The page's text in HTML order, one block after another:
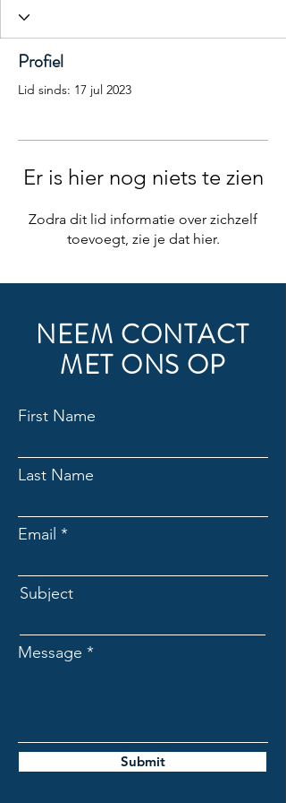
Profiel
Lid sinds: 17 jul 2023
Er is hier nog niets te zien
Zodra dit lid informatie over zichzelf
toevoegt, zie je dat hier.
NEEM CONTACT
MET ONS OP
First Name
Last Name
Email
Subject
Message
Submit